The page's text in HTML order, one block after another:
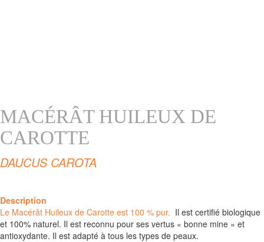
MACÉRÂT HUILEUX DE
CAROTTE
DAUCUS CAROTA
Description
Le Macérât Huileux de Carotte est 100 % pur. Il est certifié biologique
et 100% naturel. Il est reconnu pour ses vertus « bonne mine » et
antioxydante. Il est adapté à tous les types de peaux.